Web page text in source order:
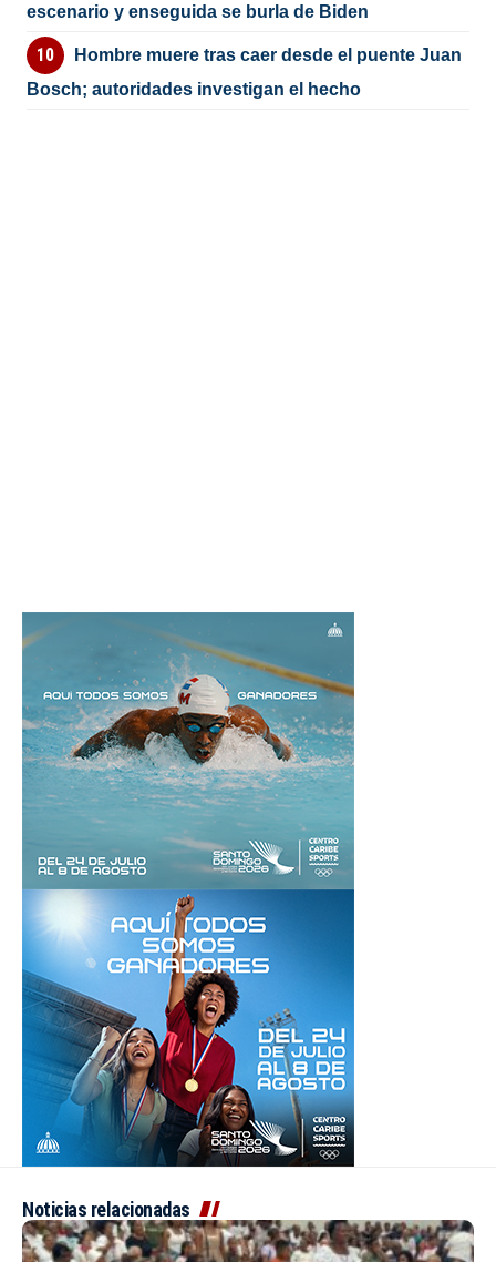
escenario y enseguida se burla de Biden
Hombre muere tras caer desde el puente Juan
Bosch; autoridades investigan el hecho
Noticias relacionadas